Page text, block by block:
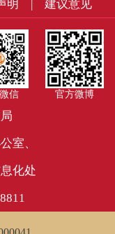
明 | 建议意见
室、
化处
信 官方微博